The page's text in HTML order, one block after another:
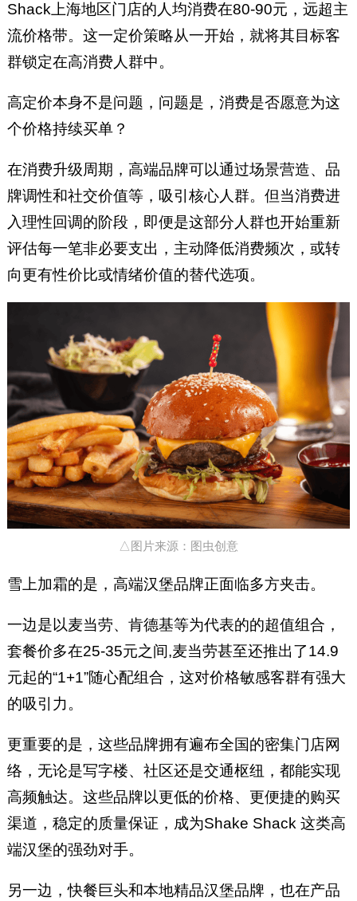
Shack上海地区门店的人均消费在80-90元，远超主
流价格带。这一定价策略从一开始，就将其目标客
群锁定在高消费人群中。
高定价本身不是问题，问题是，消费是否愿意为这
个价格持续买单？
在消费升级周期，高端品牌可以通过场景营造、品
牌调性和社交价值等，吸引核心人群。但当消费进
入理性回调的阶段，即便是这部分人群也开始重新
评估每一笔非必要支出，主动降低消费频次，或转
向更有性价比或情绪价值的替代选项。
△图片来源：图虫创意
雪上加霜的是，高端汉堡品牌正面临多方夹击。
一边是以麦当劳、肯德基等为代表的的超值组合，
套餐价多在25-35元之间,麦当劳甚至还推出了14.9
元起的“1+1”随心配组合，这对价格敏感客群有强大
的吸引力。
更重要的是，这些品牌拥有遍布全国的密集门店网
络，无论是写字楼、社区还是交通枢纽，都能实现
高频触达。这些品牌以更低的价格、更便捷的购买
渠道，稳定的质量保证，成为Shake Shack 这类高
端汉堡的强劲对手。
另一边，快餐巨头和本地精品汉堡品牌，也在产品